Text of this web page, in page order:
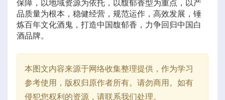
品质量为根本，稳健经营，规范运作，高效发展，锤
炼百年文化酒鬼，打造中国馥郁香，力争回归中国白
酒品牌。
本图文内容来源于网络收集整理提供，作为学习
参考使用，版权归原作者所有。请勿商用。如有
侵犯您权利的资源，请联系我们处理。